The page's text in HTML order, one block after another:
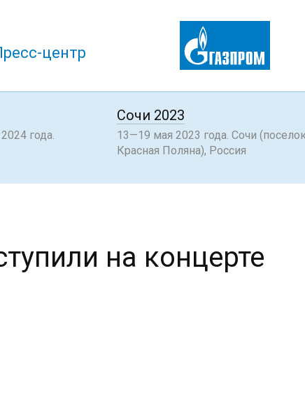
центр
года.
Сочи 2023
13—19 мая 2023 года. Сочи
Красная Поляна), Россия
на концерте